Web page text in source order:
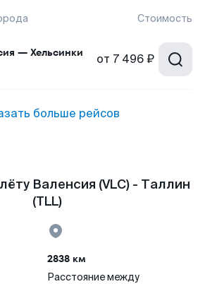
Стоимость
— Хельсинки от 7 496 ₽
больше рейсов
Валенсия (VLC) - Таллин
(TLL)
2838 км
Расстояние между